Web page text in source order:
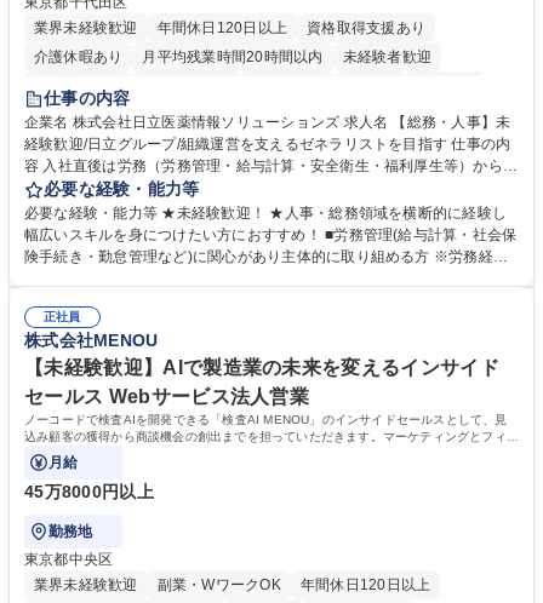
業界未経験歓迎
年間休日120日以上
資格取得支援あり
介護休暇あり
月平均残業時間20時間以内
未経験者歓迎
住宅手当あり
育休あり
完全週休2日制 交通費支給 土日祝休み 寮・社宅あり
仕事の内容
企業名 株式会社日立医薬情報ソリューションズ 求人名 【総務・人事】未
経験歓迎/日立グループ/組織運営を支えるゼネラリストを目指す 仕事の内
容 入社直後は労務（労務管理・給与計算・安全衛生・福利厚生等）からお
任せいたします。将来は総務・採用・教育業務へ守備範囲を広げ、組織運
営を支えるゼネラリストをめざせます。 ・初期業務：労働時間管理、給与
計算、社会保険対応、福利厚生管理、安全衛生、健康経営推進等をお任せ
します。ご経験に応じて、休職者管理など、幅広く経験を積んでいただき
幅広く経験を積みたい意欲がある方に最適な環境です。 募集職種 【総
務・人事】未経験歓迎/日立グループ/組織運営を支えるゼネラリストを目
指す
必要な経験・能力等
必要な経験・能力等 ★未経験歓迎！ ★人事・総務領域を横断的に経験し
幅広いスキルを身につけたい方におすすめ！ ■労務管理(給与計算・社会保
険手続き・勤怠管理など)に関心があり主体的に取り組める方 ※労務経験
のご経験 ■労務管理（給与計算・社会保険手続き・勤怠管理など）の経験
■衛生管理者の資格をお持ちの方 学歴・資格 学歴：大学院 大学 高専 短大
専修学校 高校 語学力： 資格：
正社員
株式会社MENOU
【未経験歓迎】AIで製造業の未来を変えるインサイド
セールス Webサービス法人営業
ノーコードで検査AIを開発できる「検査AI MENOU」のインサイドセールスとして、見
込み顧客の獲得から商談機会の創出までを担っていただきます。マーケティングとフィー
ルドセールスをつなぐ役割として、
月給
45万8000円以上
勤務地
東京都中央区
業界未経験歓迎
副業・WワークOK 年間休日120日以上